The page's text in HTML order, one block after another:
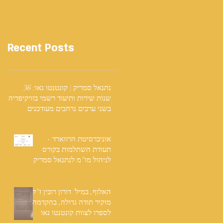
Recent Posts
נתנאל סמריק | קונטנטו נאו: 36
שנות שירות ותיעוד רשמי בוויקיפדיה
בשני ערכים נרחבים מעודכנים
אוניברסיטת הרווארד -
תעודת השתלמות בקורס
לניהול מו"מ לנתנאל סמריק
האלוף, במיל' דורון רובין ז"ל,
מוקיר תודה גדולה, בהקדמה
לספרו לצוות קונטנטו נאו